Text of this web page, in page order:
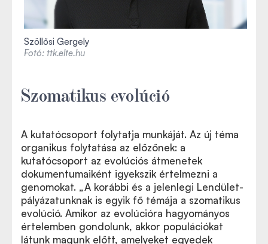
Szöllősi Gergely
Fotó: ttk.elte.hu
Szomatikus evolúció
A kutatócsoport folytatja munkáját. Az új téma
organikus folytatása az előzőnek: a
kutatócsoport az evolúciós átmenetek
dokumentumaiként igyekszik értelmezni a
genomokat. „A korábbi és a jelenlegi Lendület-
pályázatunknak is egyik fő témája a szomatikus
evolúció. Amikor az evolúcióra hagyományos
értelemben gondolunk, akkor populációkat
látunk magunk előtt, amelyeket egyedek